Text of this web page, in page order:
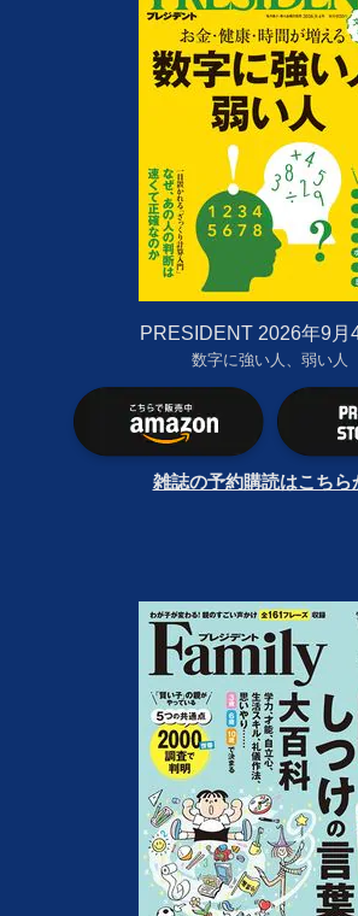
PRESIDENT 2026年9月
数字に強い人、弱い人
雑誌の予約購読はこちら